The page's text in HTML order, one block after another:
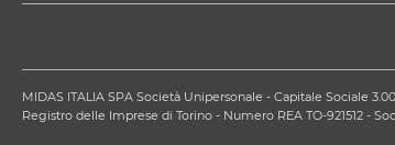
MIDAS ITALIA SPA Società Unipersonale - Capitale Sociale
Registro delle Imprese di Torino - Numero REA TO-921512 -